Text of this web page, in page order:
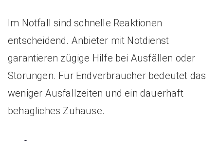
Im Notfall sind schnelle Reaktionen
entscheidend. Anbieter mit Notdienst
garantieren zügige Hilfe bei Ausfällen oder
Störungen. Für Endverbraucher bedeutet das
weniger Ausfallzeiten und ein dauerhaft
behagliches Zuhause.